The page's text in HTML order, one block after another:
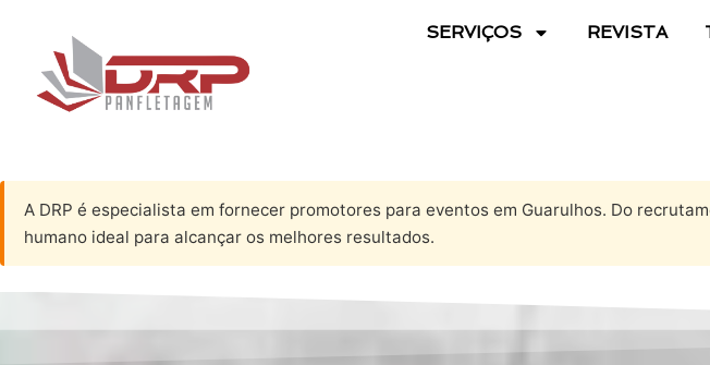
SERVIÇOS REVISTA
A DRP é especialista em fornecer promotores para eventos em Guarulhos. Do
humano ideal para alcançar os melhores resultados.